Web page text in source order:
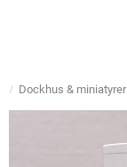
Dockhus & miniatyrer